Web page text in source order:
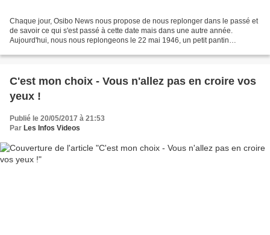
Chaque jour, Osibo News nous propose de nous replonger dans le passé et
de savoir ce qui s'est passé à cette date mais dans une autre année.
Aujourd'hui, nous nous replongeons le 22 mai 1946, un petit pantin
C'est mon choix - Vous n'allez pas en croire vos
yeux !
Publié le 20/05/2017 à 21:53
Par Les Infos Videos